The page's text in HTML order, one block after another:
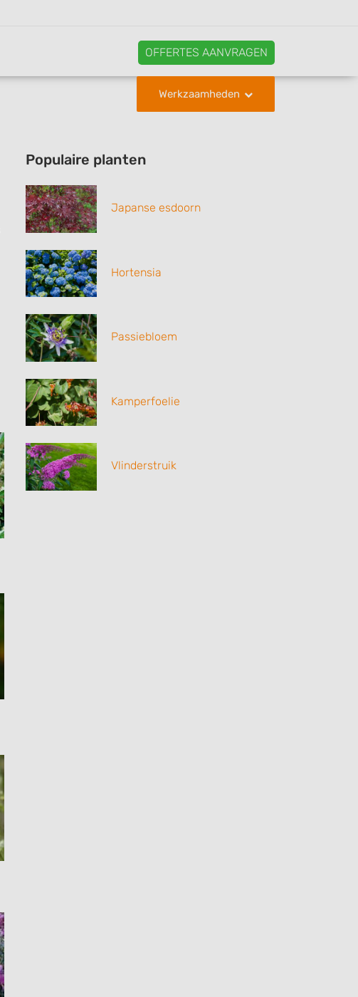
OFFERTES AANVRAGEN
Werkzaamheden
Populaire planten
Japanse esdoorn
Hortensia
Passiebloem
Kamperfoelie
Vlinderstruik